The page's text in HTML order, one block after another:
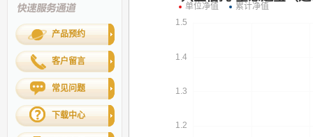
产品预约
客户留言
常见问题
下载中心